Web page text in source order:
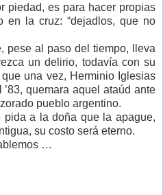
piedad, es para hacer propias
en la cruz: “dejadlos, que no
pese al paso del tiempo, lleva
un delirio, todavía con su
una vez, Herminio Iglesias
quemara aquel ataúd ante
pueblo argentino.
a la doña que la apague,
su costo será eterno.
…